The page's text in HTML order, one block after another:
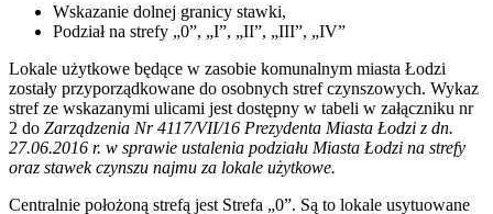
Wskazanie dolnej granicy stawki,
Podział na strefy „0”, „I”, „II”, „III”, „IV”
Lokale użytkowe będące w zasobie komunalnym miasta Łodzi
zostały przyporządkowane do osobnych stref czynszowych. Wykaz
stref ze wskazanymi ulicami jest dostępny w tabeli w załączniku nr
2 do Zarządzenia Nr 4117/VII/16 Prezydenta Miasta Łodzi z dn.
27.06.2016 r. w sprawie ustalenia podziału Miasta Łodzi na strefy
oraz stawek czynszu najmu za lokale użytkowe.
Centralnie położoną strefą jest Strefa „0”. Są to lokale usytuowane